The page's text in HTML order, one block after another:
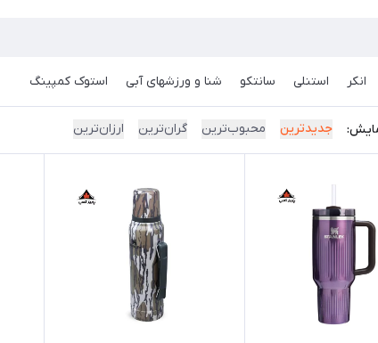
انکر استنلی سانتکو شنا و ورزشهای آبی استوک کمپینگ
جدیدترین محبوب‌ترین گران‌ترین ارزان‌ترین